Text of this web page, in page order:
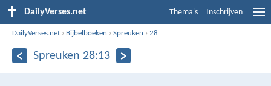
DailyVerses.net Thema's Inschrijven
DailyVerses.net › Bijbelboeken ›Spreuken ›28
Spreuken 28:13